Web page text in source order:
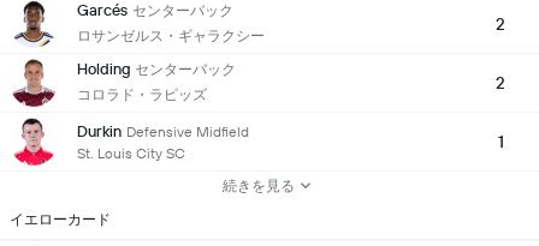
Garcés センターバック
ロサンゼルス・ギャラクシー
2
Holding センターバック
コロラド・ラピッズ
2
Durkin Defensive Midfield
St. Louis City SC
1
続きを見る
イエローカード